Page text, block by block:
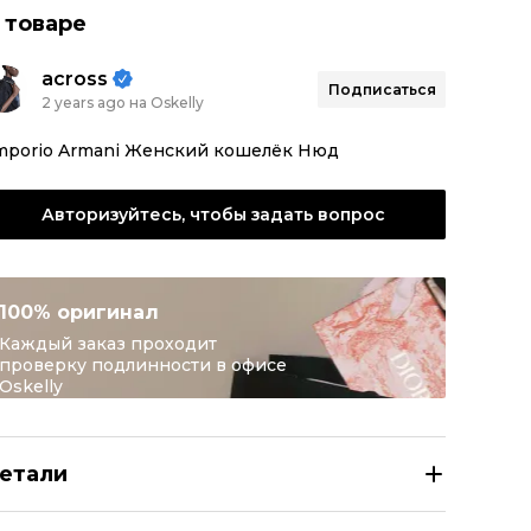
across
2 years ago на Oskelly
Подписаться
Armani Женский кошелёк Нюд
Авторизуйтесь, чтобы задать вопрос
100% оригинал
Каждый заказ проходит
проверку подлинности в офисе
Oskelly